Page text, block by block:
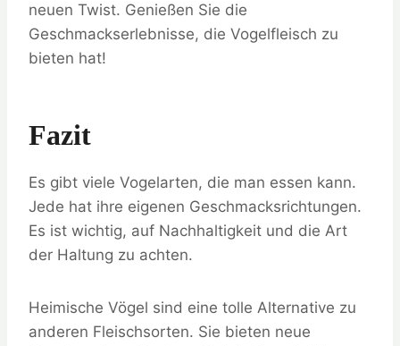
neuen Twist. Genießen Sie die
Geschmackserlebnisse, die Vogelfleisch zu
bieten hat!
Fazit
Es gibt viele Vogelarten, die man essen kann.
Jede hat ihre eigenen Geschmacksrichtungen.
Es ist wichtig, auf Nachhaltigkeit und die Art
der Haltung zu achten.
Heimische Vögel sind eine tolle Alternative zu
anderen Fleischsorten. Sie bieten neue